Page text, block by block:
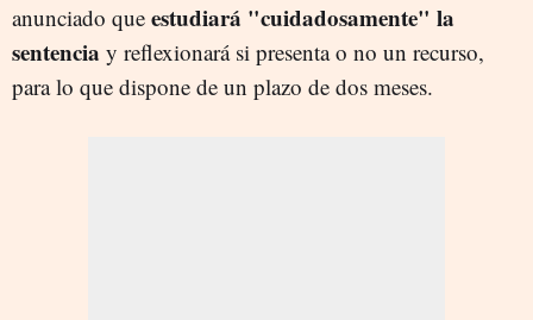
anunciado que estudiará "cuidadosamente" la
sentencia y reflexionará si presenta o no un recurso,
para lo que dispone de un plazo de dos meses.